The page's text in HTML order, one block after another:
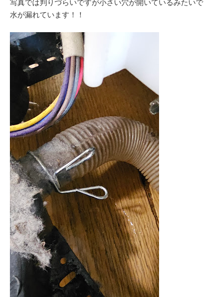
写真では判りづらいですが小さい穴が開いているみたいで
水が漏れています！！